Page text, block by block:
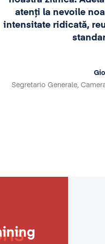
atenți la nevoile
intensitate ridicată,
Segretario Generale,